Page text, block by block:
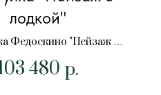
лодкой"
Федоскино "Пейзаж с
лодкой"
480 р.